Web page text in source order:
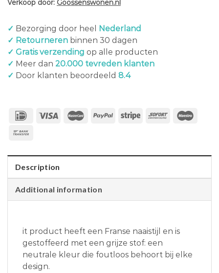
Verkoop door: Goossenswonen.nl
✓ Bezorging door heel
Nederland
✓ Retourneren binnen 30 dagen
✓ Gratis verzending op alle producten
✓ Meer dan 20.000 tevreden klanten
✓ Door klanten beoordeeld 8.4
Description
Additional information
it product heeft een Franse naaistijl en is
gestoffeerd met een grijze stof: een
neutrale kleur die foutloos behoort bij elke
design.